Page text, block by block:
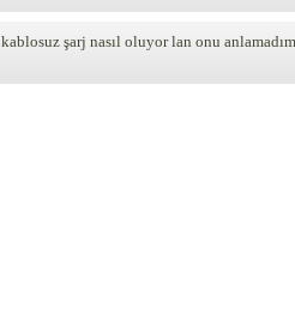
kablosuz şarj nasıl oluyor lan onu anlamadım